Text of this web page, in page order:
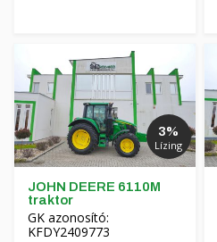
3%
Lízing
JOHN DEERE 6110M
traktor
GK azonosító:
KFDY2409773